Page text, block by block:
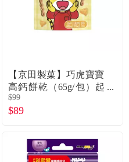
【京田製菓】巧虎寶寶
高鈣餅乾（65g/包）起
司
$99
$89